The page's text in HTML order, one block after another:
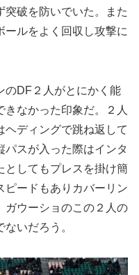
突破を防いでいた。また
ールをよく回収し攻撃に
DF２人がとにかく能
なかった印象だ。２人
ヘディングで跳ね返して
パスが入った際はインタ
としてもプレスを掛け簡
ピードもありカバーリン
ガウーショのこの２人の
いだろう。